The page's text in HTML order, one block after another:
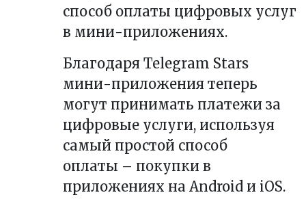
способ оплаты цифровых услуг
в мини-приложениях.
Благодаря Telegram Stars
мини-приложения теперь
могут принимать платежи за
цифровые услуги, используя
самый простой способ
оплаты – покупки в
приложениях на Android и iOS.